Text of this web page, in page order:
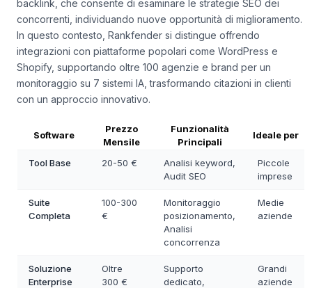
backlink, che consente di esaminare le strategie SEO dei
concorrenti, individuando nuove opportunità di miglioramento.
In questo contesto, Rankfender si distingue offrendo
integrazioni con piattaforme popolari come WordPress e
Shopify, supportando oltre 100 agenzie e brand per un
monitoraggio su 7 sistemi IA, trasformando citazioni in clienti
con un approccio innovativo.
Software
Prezzo
Mensile
Funzionalità
Principali
Ideale per
Tool Base 20-50 €
Analisi keyword,
Audit SEO
Piccole
imprese
Suite
Completa
100-300
€
Monitoraggio
posizionamento,
Analisi
concorrenza
Medie
aziende
Soluzione
Enterprise
Oltre
300 €
Supporto
dedicato,
Grandi
aziende